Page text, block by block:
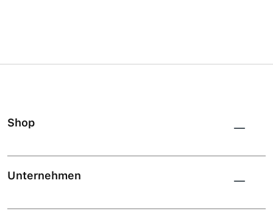
Shop
Unternehmen